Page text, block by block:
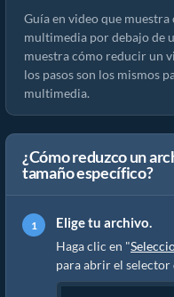
Guía en video que
multimedia por debajo de
muestra cómo reducir un
los pasos son los mismos
multimedia.
¿Cómo reduzco un
tamaño específico?
Elige tu archivo.
Haga clic en "
para abrir el selector